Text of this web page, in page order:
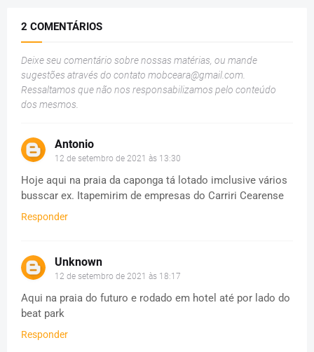
2 COMENTÁRIOS
Deixe seu comentário sobre nossas matérias, ou mande
sugestões através do contato mobceara@gmail.com.
Ressaltamos que não nos responsabilizamos pelo conteúdo
dos mesmos.
Antonio
12 de setembro de 2021 às 13:30
Hoje aqui na praia da caponga tá lotado imclusive vários
busscar ex. Itapemirim de empresas do Carriri Cearense
Responder
Unknown
12 de setembro de 2021 às 18:17
Aqui na praia do futuro e rodado em hotel até por lado do
beat park
Responder